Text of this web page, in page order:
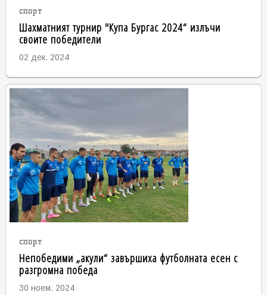
спорт
Шахматният турнир "Купа Бургас 2024“ излъчи
своите победители
02 дек. 2024
спорт
Непобедими „акули“ завършиха футболната есен с
разгромна победа
30 ноем. 2024